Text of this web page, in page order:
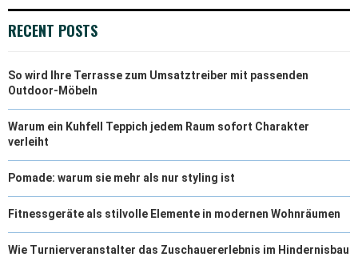
)
RECENT POSTS
So wird Ihre Terrasse zum Umsatztreiber mit passenden
Outdoor-Möbeln
Warum ein Kuhfell Teppich jedem Raum sofort Charakter
verleiht
Pomade: warum sie mehr als nur styling ist
Fitnessgeräte als stilvolle Elemente in modernen Wohnräumen
Wie Turnierveranstalter das Zuschauererlebnis im Hindernisbau